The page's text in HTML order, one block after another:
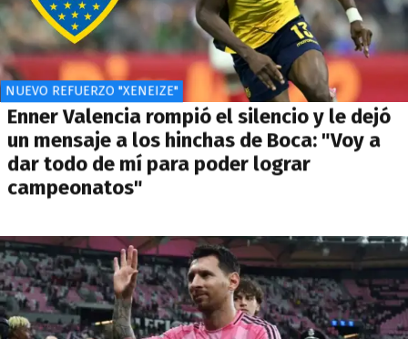
NUEVO REFUERZO "XENEIZE"
Enner Valencia rompió el silencio y le dejó
un mensaje a los hinchas de Boca: "Voy a
dar todo de mí para poder lograr
campeonatos"